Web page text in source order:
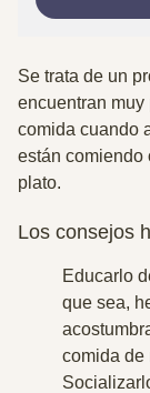
Se trata de un
encuentran muy
comida cuando
están comiendo
plato.
Los consejos
Educarlo
que sea,
comida de